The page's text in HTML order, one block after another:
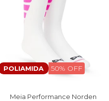
POLIAMIDA 50% OFF
Meia Performance Norden